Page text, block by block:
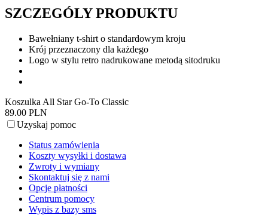
SZCZEGÓLY PRODUKTU
Bawełniany t-shirt o standardowym kroju
Krój przeznaczony dla każdego
Logo w stylu retro nadrukowane metodą sitodruku
Koszulka All Star Go-To Classic
89.00 PLN
Uzyskaj pomoc
Status zamówienia
Koszty wysyłki i dostawa
Zwroty i wymiany
Skontaktuj się z nami
Opcje płatności
Centrum pomocy
Wypis z bazy sms